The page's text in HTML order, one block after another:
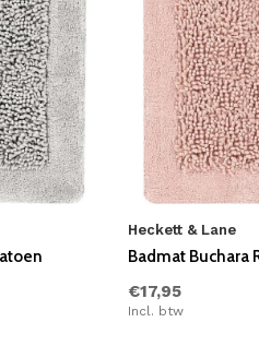
Heckett & Lane
Badmat Buchara
€17,95
Incl. btw